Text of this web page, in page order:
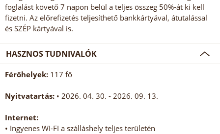
foglalást követő 7 napon belül a teljes összeg 50%-át ki kell
fizetni. Az előrefizetés teljesíthető bankkártyával, átutalással
és SZÉP kártyával is.
HASZNOS TUDNIVALÓK
Férőhelyek: 117 fő
Nyitvatartás: • 2026. 04. 30. - 2026. 09. 13.
Internet:
• Ingyenes WI-FI a szálláshely teljes területén